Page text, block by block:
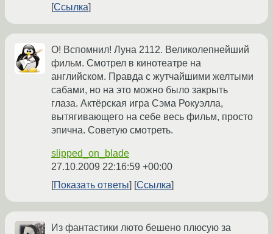
Ссылка
О! Вспомнил! Луна 2112. Великолепнейший
фильм. Смотрел в кинотеатре на
английском. Правда с жутчайшими желтыми
сабами, но на это можно было закрыть
глаза. Актёрская игра Сэма Рокуэлла,
вытягивающего на себе весь фильм, просто
эпична. Советую смотреть.
slipped_on_blade
27.10.2009 22:16:59 +00:00
Показать ответы
Ссылка
Из фантастики люто бешено плюсую за